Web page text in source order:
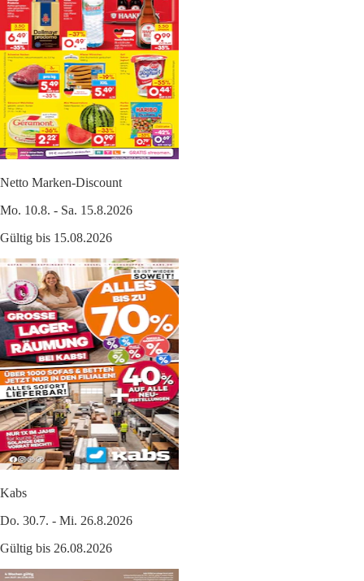
Netto Marken-Discount
Mo. 10.8. - Sa. 15.8.2026
Gültig bis 15.08.2026
Kabs
Do. 30.7. - Mi. 26.8.2026
Gültig bis 26.08.2026